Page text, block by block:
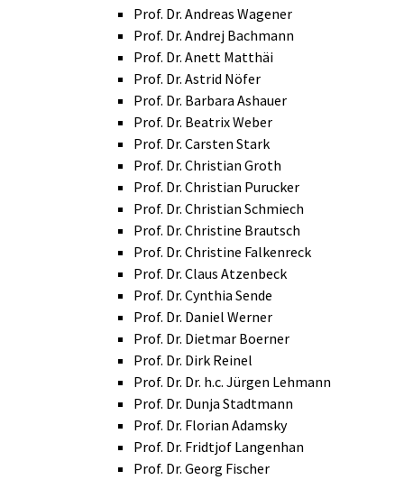
Prof. Dr. Andreas Wagener
Prof. Dr. Andrej Bachmann
Prof. Dr. Anett Matthäi
Prof. Dr. Astrid Nöfer
Prof. Dr. Barbara Ashauer
Prof. Dr. Beatrix Weber
Prof. Dr. Carsten Stark
Prof. Dr. Christian Groth
Prof. Dr. Christian Purucker
Prof. Dr. Christian Schmiech
Prof. Dr. Christine Brautsch
Prof. Dr. Christine Falkenreck
Prof. Dr. Claus Atzenbeck
Prof. Dr. Cynthia Sende
Prof. Dr. Daniel Werner
Prof. Dr. Dietmar Boerner
Prof. Dr. Dirk Reinel
Prof. Dr. Dr. h.c. Jürgen Lehmann
Prof. Dr. Dunja Stadtmann
Prof. Dr. Florian Adamsky
Prof. Dr. Fridtjof Langenhan
Prof. Dr. Georg Fischer